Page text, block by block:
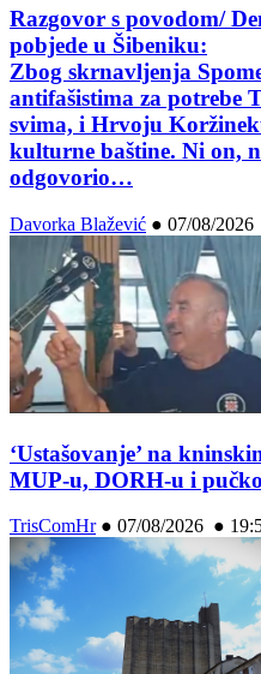
Razgovor s povodom/
pobjede u Šibeniku:
Zbog skrnavljenja
antifašistima za potrebe
svima, i Hrvoju
kulturne baštine. Ni on,
odgovorio…
Davorka Blažević ● 07/08/
‘Ustašovanje’ na
MUP-u, DORH-u i
TrisComHr● 07/08/2026 ●